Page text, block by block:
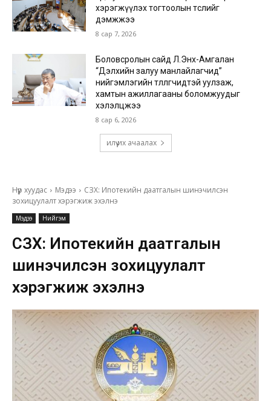
хэрэгжүүлэх тогтоолын төслийг
дэмжжээ
8 сар 7, 2026
Боловсролын сайд Л.Энх-Амгалан
“Дэлхийн залуу манлайлагчид”
нийгэмлэгийн төлөөлөгчидтэй уулзаж,
хамтын ажиллагааны боломжуудыг
хэлэлцжээ
8 сар 6, 2026
илүү их ачаалах